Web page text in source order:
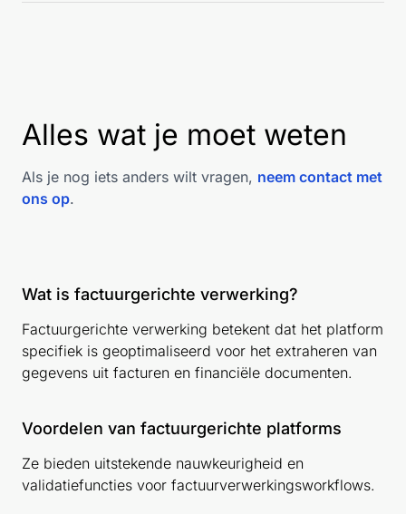
Alles wat je moet weten
Als je nog iets anders wilt vragen, neem contact met
ons op.
Wat is factuurgerichte verwerking?
Factuurgerichte verwerking betekent dat het platform
specifiek is geoptimaliseerd voor het extraheren van
gegevens uit facturen en financiële documenten.
Voordelen van factuurgerichte platforms
Ze bieden uitstekende nauwkeurigheid en
validatiefuncties voor factuurverwerkingsworkflows.